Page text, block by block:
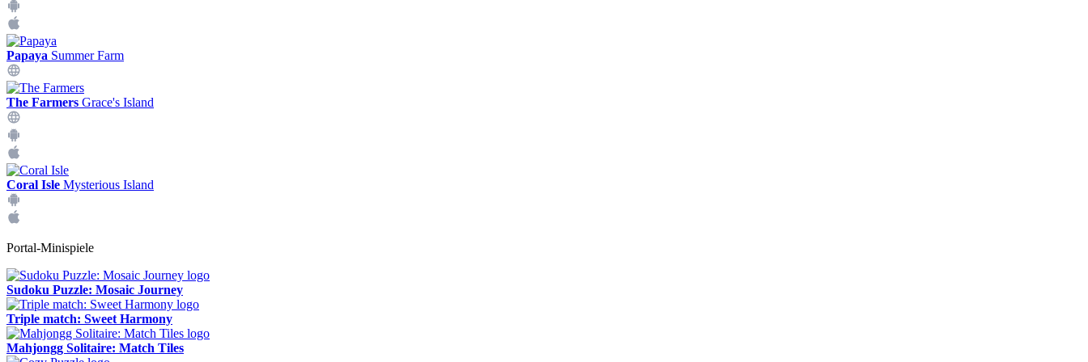
Papaya Summer Farm
The Farmers Grace's Island
Coral Isle Mysterious Island
Portal-Minispiele
Sudoku Puzzle: Mosaic Journey
Triple match: Sweet Harmony
Mahjongg Solitaire: Match Tiles